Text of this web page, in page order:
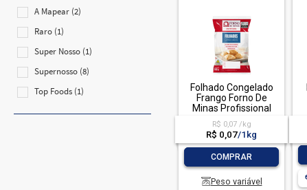
A Mapear (2)
Raro (1)
Super Nosso (1)
Supernosso (8)
Top Foods (1)
Folhado Congelado
Frango Forno De
Minas Profissional
Pacote 1Kg
R$ 0,07 /kg
R$ 0,07/1kg
COMPRAR
Peso variável